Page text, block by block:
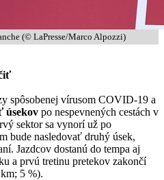
(© LaPresse/Marco Alpozzi)
spôsobenej vírusom COVID-19 a
úsekov po nespevnených cestách v
sektor sa vynorí už po
bude nasledovať druhý úsek,
Jazdcov dostanú do tempa aj
a prvú tretinu pretekov zakončí
5 %).